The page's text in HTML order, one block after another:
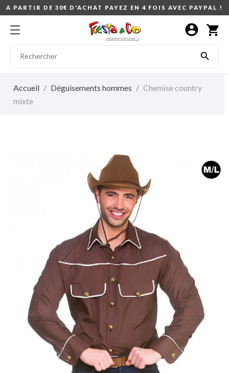
A PARTIR DE 30€ D'ACHAT PAYEZ EN 4 FOIS AVEC PAYPAL !
shopping_cart

account_circle
Accueil Déguisements hommes
Chemise country
mixte